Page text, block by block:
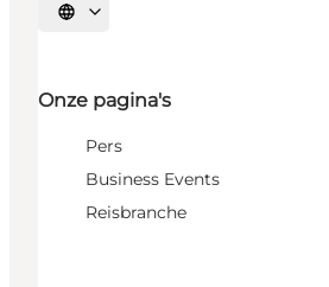
Selecteer taal
Onze pagina's
Pers
Business Events
Reisbranche